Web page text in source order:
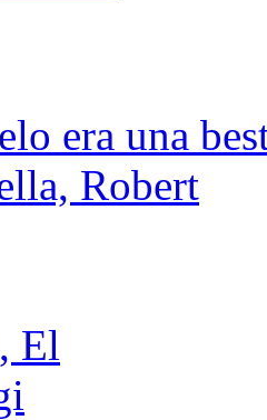
era una
Robert
El